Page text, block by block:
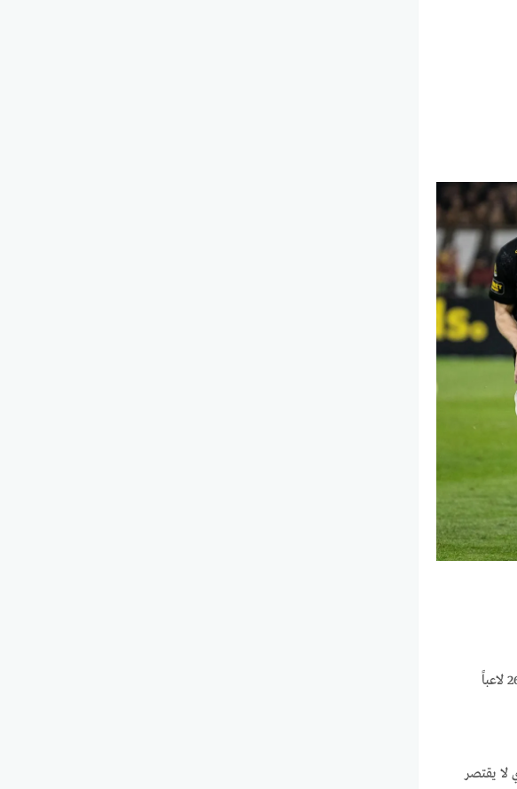
فاجأ غراهام بوتر مدرب السويد جماهير بلاده بإضافة لاعب مميز إلى تشكيلته المكونة من 26 لاعباً
لا يقتصر